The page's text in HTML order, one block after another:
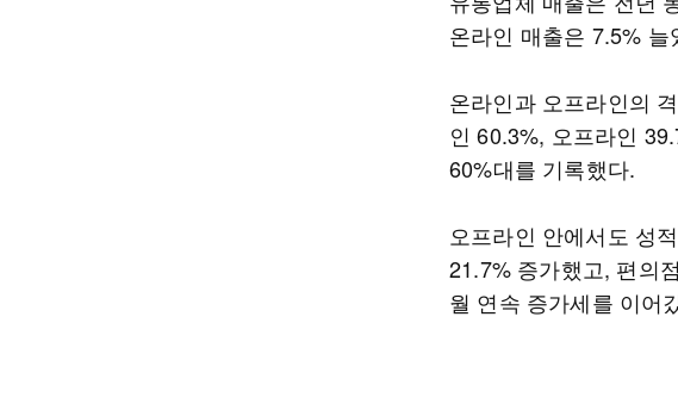
온라인 매출은 7.5% 늘
온라인과 오프라인의
인 60.3%, 오프라인
60%대를 기록했다.
오프라인 안에서도 성
21.7% 증가했고, 편의
월 연속 증가세를 이어